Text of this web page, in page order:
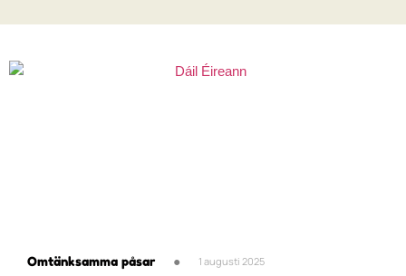
Omtänksamma påsar ● 1 augusti 2025